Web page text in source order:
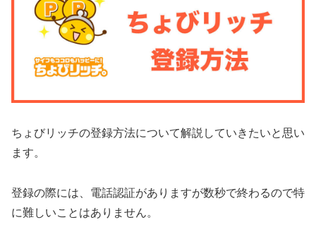
ちょびリッチの登録方法について解説していきたいと思い
ます。
登録の際には、電話認証がありますが数秒で終わるので特
に難しいことはありません。